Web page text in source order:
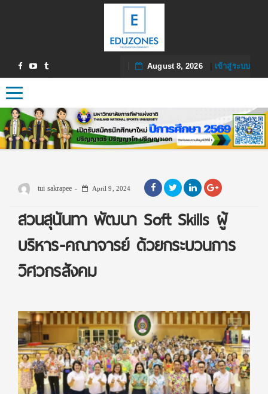
August 8, 2026| เข้าสู่ระบบ
Toggle navigation
tui sakrapee April 9, 2024
สวนสุนันทา พัฒนา Soft Skills ผู้
บริหาร-คณาจารย์ ด้วยกระบวนการ
วิศวกรสังคม